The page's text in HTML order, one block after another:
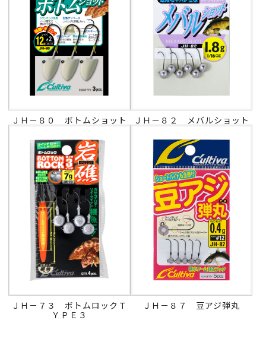
ＪＨ－８０ ボトムショット ＪＨ－８２ メバルショット
ＪＨ－７３ ボトムロックＴ
ＹＰＥ３
ＪＨ－８７ 豆アジ弾丸